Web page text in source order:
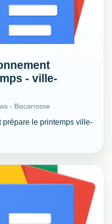
- ville-
- Biscarrosse
prépare le printemps ville-